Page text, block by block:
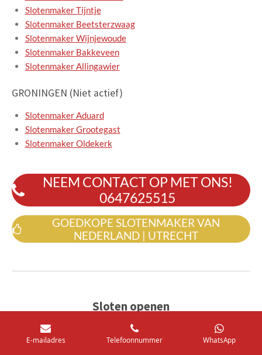
Slotenmaker Tijntje
Slotenmaker Beetsterzwaag
Slotenmaker Wijnjewoude
Slotenmaker Bakkeveen
Slotenmaker Allingawier
GRONINGEN (Niet actief)
Slotenmaker Aduard
Slotenmaker Grootegast
Slotenmaker Oldekerk
NEEM CONTACT OP MET ONS!
0647625515
GOEDKOPE SLOTENMAKER VAN
NEDERLAND | UTRECHT
Sloten openen
Een slot openen omdat u uw sleutels binnen heeft
laten liggen, de sleutel in het slot is afgebroken of u
E-mailadres Telefoonnummer WhatsApp